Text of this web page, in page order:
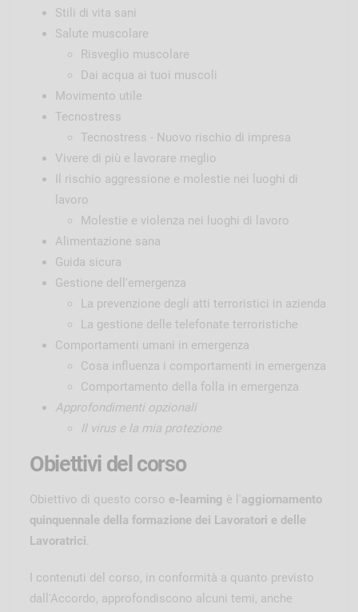
Stili di vita sani
Salute muscolare
Risveglio muscolare
Dai acqua ai tuoi muscoli
Movimento utile
Tecnostress
Tecnostress - Nuovo rischio di impresa
Vivere di più e lavorare meglio
Il rischio aggressione e molestie nei luoghi di
lavoro
Molestie e violenza nei luoghi di lavoro
Alimentazione sana
Guida sicura
Gestione dell'emergenza
La prevenzione degli atti terroristici in azienda
La gestione delle telefonate terroristiche
Comportamenti umani in emergenza
Cosa influenza i comportamenti in emergenza
Comportamento della folla in emergenza
Approfondimenti opzionali
Il virus e la mia protezione
Obiettivi del corso
Obiettivo di questo corso e-learning è l'aggiornamento
quinquennale della formazione dei Lavoratori e delle
Lavoratrici
I contenuti del corso, in conformità a quanto previsto
dall'Accordo, approfondiscono alcuni temi, anche